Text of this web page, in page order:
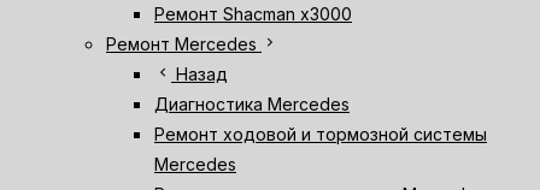
Ремонт Shacman х3000
Ремонт Mercedes
chevron_right
chevron_left Назад
Диагностика Mercedes
Ремонт ходовой и тормозной системы
Mercedes